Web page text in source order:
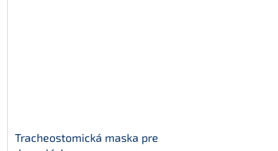
Tracheostomická maska pre